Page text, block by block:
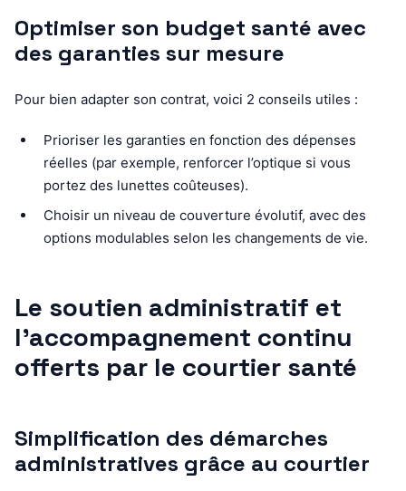
Optimiser son budget santé avec
des garanties sur mesure
Pour bien adapter son contrat, voici 2 conseils utiles :
Prioriser les garanties en fonction des dépenses
réelles (par exemple, renforcer l’optique si vous
portez des lunettes coûteuses).
Choisir un niveau de couverture évolutif, avec des
options modulables selon les changements de vie.
Le soutien administratif et
l’accompagnement continu
offerts par le courtier santé
Simplification des démarches
administratives grâce au courtier